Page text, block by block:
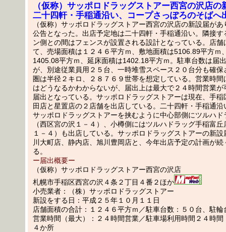
（仮称）サッポロドラッグストアー西宮の沢店の
二十四軒・手稲通沿い、コープさっぽろのそばへ
（仮称）サッポロドラッグストアー西宮の沢店の新設届が
公告となった。出店予定地は二十四軒・手稲通沿い。隣接す
ン側との間はフェンスが設置される設計となっている。店
て、売場面積は１２４６平方ｍ、敷地面積は5106.89平方ｍ
1405.08平方ｍ、延床面積は1402.18平方ｍ。駐車台数は届
が、別途従業員用２５台、一時堆雪スペース２０台分も確保
圏は半径２キロ、２８７６９世帯を想定している。営業時間
はどうなるかわからないが、届出上は最大で２４時間営業が
届出となっている。サッポロドラッグストアーは現在、手
田店と星置店の２店舗を出店している。二十四軒・手稲通
サッポロドラッグストアーを挟むように中心部側にツルハド
（西区宮の沢１－４）、小樽側にはツルハドラッグ手稲富
１－４）も出店している。サッポロドラッグストアーの新
川大町店、静内店、旭川豊岡店と、今年出店予定の計画が
る。
ー届出概要ー
（仮称）サッポロドラッグストアー西宮の沢店
札幌市手稲区西宮の沢４条２丁目４番２ほか
小売業者：（株）サッポロドラッグストアー
新設をする日：平成２５年１０月１１日
店舗面積の合計：１２４６平方ｍ／駐車台数：５０台、駐輪
営業時間（最大）：２４時間営業／駐車場利用時間２４時間
４か所